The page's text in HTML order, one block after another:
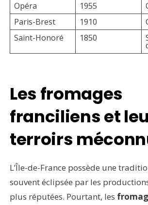
Opéra 1955
Paris-Brest
1910
Saint-Honoré
1850
Les fromages
franciliens et
terroirs
L’Île-de-France possède une
souvent éclipsée par les
plus réputées. Pourtant, les